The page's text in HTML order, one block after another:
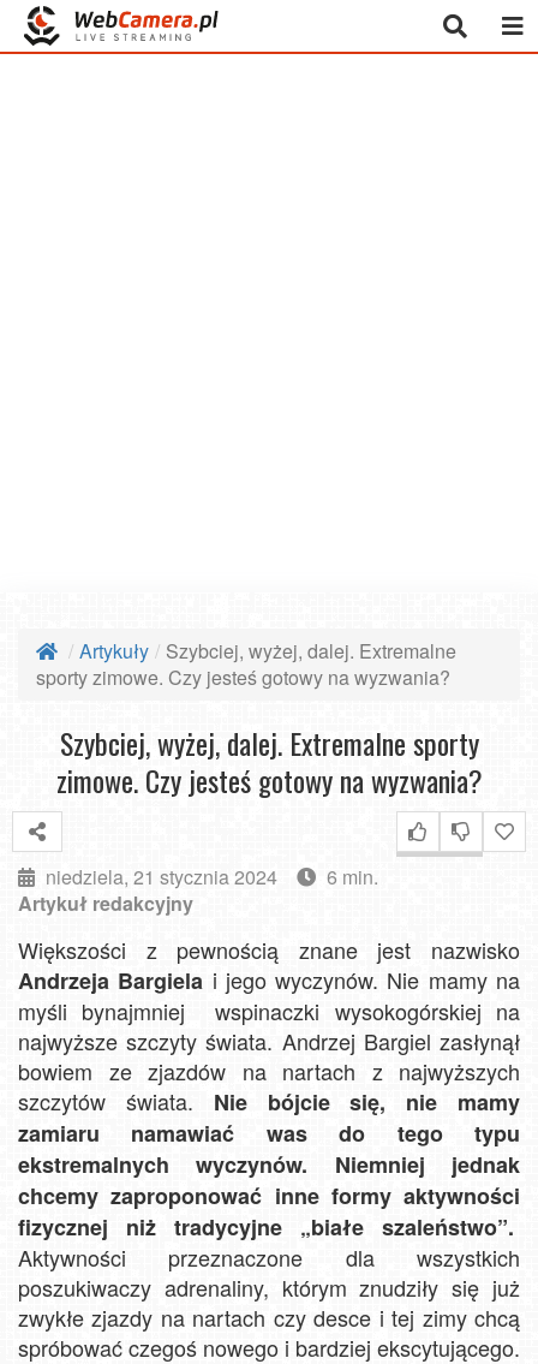
Artykuły
Szybciej, wyżej, dalej. Extremalne
sporty zimowe. Czy jesteś gotowy na wyzwania?
Szybciej, wyżej, dalej. Extremalne sporty
zimowe. Czy jesteś gotowy na wyzwania?
niedziela, 21 stycznia 2024
6 min.
Artykuł redakcyjny
Większości z pewnością znane jest nazwisko
Andrzeja Bargiela i jego wyczynów. Nie mamy na
myśli bynajmniej wspinaczki wysokogórskiej na
najwyższe szczyty świata. Andrzej Bargiel zasłynął
bowiem ze zjazdów na nartach z najwyższych
szczytów świata. Nie bójcie się, nie mamy
zamiaru namawiać was do tego typu
ekstremalnych wyczynów. Niemniej jednak
chcemy zaproponować inne formy aktywności
fizycznej niż tradycyjne „białe szaleństwo”.
Aktywności przeznaczone dla wszystkich
poszukiwaczy adrenaliny, którym znudziły się już
zwykłe zjazdy na nartach czy desce i tej zimy chcą
spróbować czegoś nowego i bardziej ekscytującego.